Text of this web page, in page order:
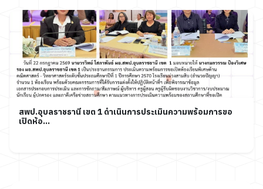
สพป.อุบลราชธานี เขต 1 ดำเนินการประเมินความพร้อมการขอ
เปิดห้อ...